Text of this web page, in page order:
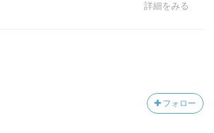
詳細をみる
フォロー